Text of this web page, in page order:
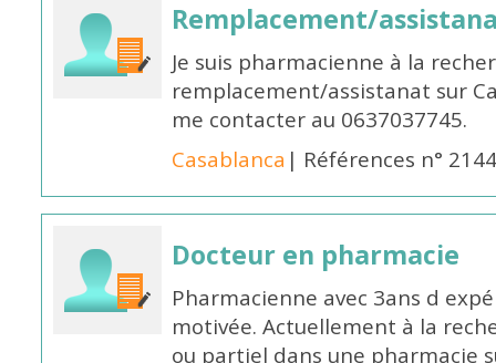
Remplacement/
Je suis pharmacienne à la
remplacement/assistanat sur
me contacter au 0637037745.
Casablanca | Références n°
Docteur en pharmacie
Pharmacienne avec 3ans d
motivée. Actuellement à la
ou partiel dans une pharmacie